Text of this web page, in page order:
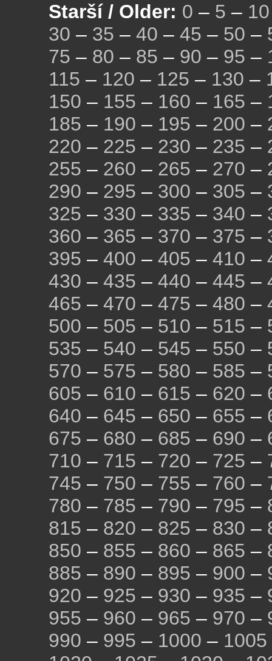
Starší / Older: 0 – 5 – 10
30 – 35 – 40 – 45 – 50 –
75 – 80 – 85 – 90 – 95 –
115 – 120 – 125 – 130 –
150 – 155 – 160 – 165 –
185 – 190 – 195 – 200 –
220 – 225 – 230 – 235 –
255 – 260 – 265 – 270 –
290 – 295 – 300 – 305 –
325 – 330 – 335 – 340 –
360 – 365 – 370 – 375 –
395 – 400 – 405 – 410 –
430 – 435 – 440 – 445 –
465 – 470 – 475 – 480 –
500 – 505 – 510 – 515 –
535 – 540 – 545 – 550 –
570 – 575 – 580 – 585 –
605 – 610 – 615 – 620 –
640 – 645 – 650 – 655 –
675 – 680 – 685 – 690 –
710 – 715 – 720 – 725 –
745 – 750 – 755 – 760 –
780 – 785 – 790 – 795 –
815 – 820 – 825 – 830 –
850 – 855 – 860 – 865 –
885 – 890 – 895 – 900 –
920 – 925 – 930 – 935 –
955 – 960 – 965 – 970 –
990 – 995 – 1000 – 1005